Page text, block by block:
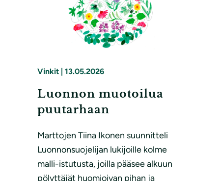
Vinkit 13.05.2026
Luonnon muotoilua
puutarhaan
Marttojen Tiina Ikonen suunnitteli
Luonnonsuojelijan lukijoille kolme
malli-istutusta, joilla pääsee alkuun
pölyttäjät huomioivan pihan ja